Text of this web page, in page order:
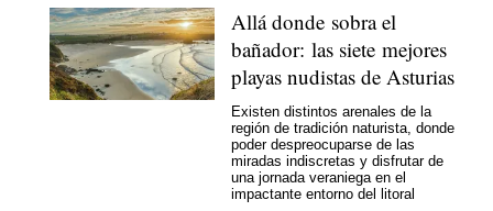
Allá donde sobra el
bañador: las siete mejores
playas nudistas de Asturias
Existen distintos arenales de la
región de tradición naturista, donde
poder despreocuparse de las
miradas indiscretas y disfrutar de
una jornada veraniega en el
impactante entorno del litoral